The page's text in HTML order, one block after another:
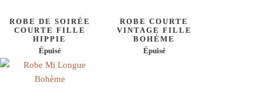
ROBE DE SOIRÉE
COURTE FILLE
HIPPIE
Épuisé
ROBE COURTE
VINTAGE FILLE
BOHÈME
Épuisé